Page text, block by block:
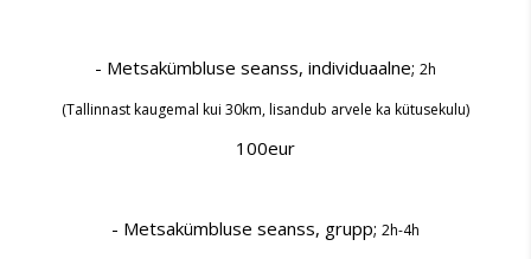
- Metsakümbluse seanss, individuaalne; 2h
(Tallinnast kaugemal kui 30km, lisandub arvele ka kütusekulu)
100eur
- Metsakümbluse seanss, grupp; 2h-4h